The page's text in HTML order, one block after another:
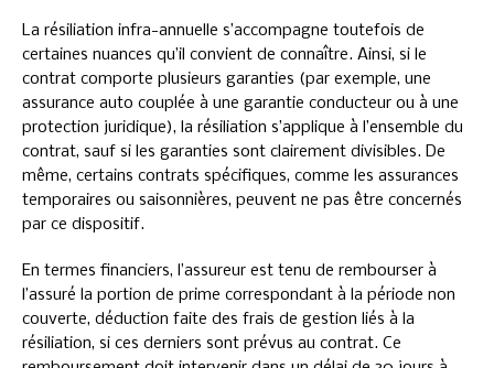
La résiliation infra-annuelle s’accompagne toutefois de
certaines nuances qu’il convient de connaître. Ainsi, si le
contrat comporte plusieurs garanties (par exemple, une
assurance auto couplée à une garantie conducteur ou à une
protection juridique), la résiliation s’applique à l’ensemble du
contrat, sauf si les garanties sont clairement divisibles. De
même, certains contrats spécifiques, comme les assurances
temporaires ou saisonnières, peuvent ne pas être concernés
par ce dispositif.
En termes financiers, l’assureur est tenu de rembourser à
l’assuré la portion de prime correspondant à la période non
couverte, déduction faite des frais de gestion liés à la
résiliation, si ces derniers sont prévus au contrat. Ce